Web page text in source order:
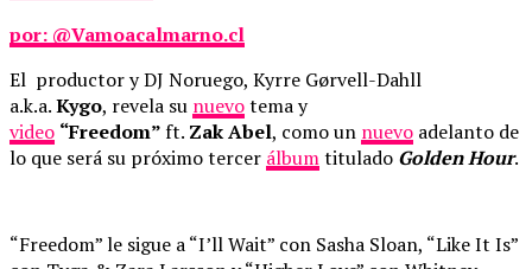
por: @Vamoacalmarno.cl
El productor y DJ Noruego, Kyrre Gørvell-Dahll
a.k.a.Kygo, revela su nuevotema y
video “Freedom”ft. Zak Abel, como un nuevo adelanto de
lo que será su próximo tercer álbumtitulado Golden Hour.
“Freedom” le sigue a “I’ll Wait” con Sasha Sloan, “Like It Is”